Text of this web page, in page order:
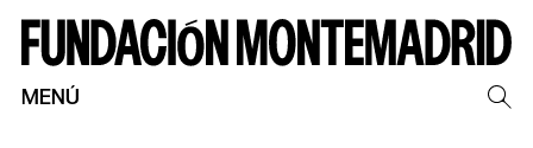
MENÚ